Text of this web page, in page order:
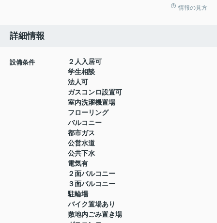
情報の見方
詳細情報
設備条件
２人入居可
学生相談
法人可
ガスコンロ設置可
室内洗濯機置場
フローリング
バルコニー
都市ガス
公営水道
公共下水
電気有
２面バルコニー
３面バルコニー
駐輪場
バイク置場あり
敷地内ごみ置き場